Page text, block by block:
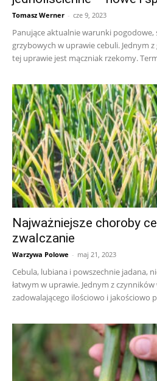
Tomasz Werner - cze 9, 2023
Panujące aktualnie warunki
grzybowych w uprawie cebuli. Jednym
tej uprawie jest mączniak rzekomy.
Najważniejsze choroby
zwalczanie
Warzywa Polowe - maj 21, 2023
Cebula, lubiana i powszechnie jadana,
łatwym w uprawie. Jednym z
zadowalającego ilościowo i jakościowo